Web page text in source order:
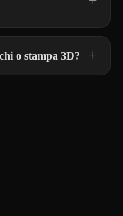
o stampa 3D?